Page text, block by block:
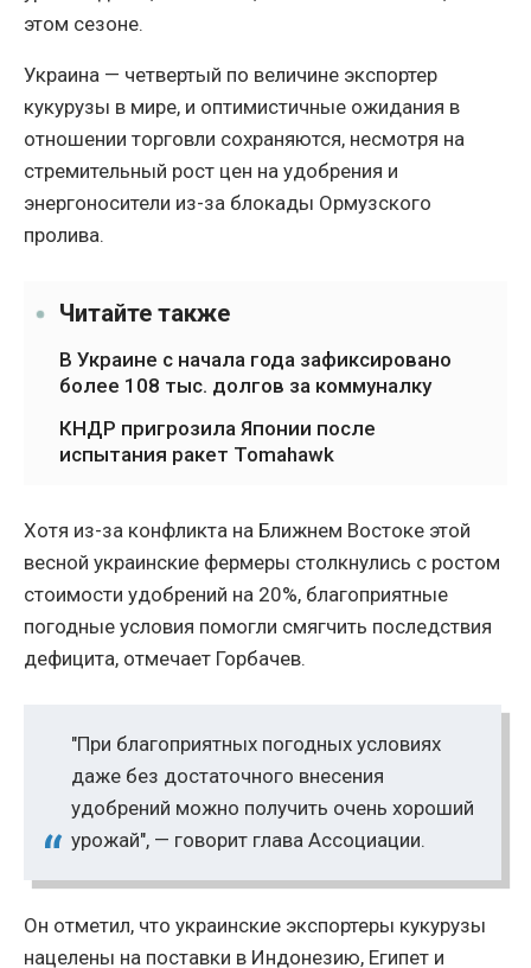
этом сезоне.
Украина — четвертый по величине экспортер
кукурузы в мире, и оптимистичные ожидания в
отношении торговли сохраняются, несмотря на
стремительный рост цен на удобрения и
энергоносители из-за блокады Ормузского
пролива.
Читайте также
В Украине с начала года зафиксировано
более 108 тыс. долгов за коммуналку
КНДР пригрозила Японии после
испытания ракет Tomahawk
Хотя из-за конфликта на Ближнем Востоке этой
весной украинские фермеры столкнулись с ростом
стоимости удобрений на 20%, благоприятные
погодные условия помогли смягчить последствия
дефицита, отмечает Горбачев.
"При благоприятных погодных условиях
даже без достаточного внесения
удобрений можно получить очень хороший
урожай", — говорит глава Ассоциации.
Он отметил, что украинские экспортеры кукурузы
нацелены на поставки в Индонезию, Египет и